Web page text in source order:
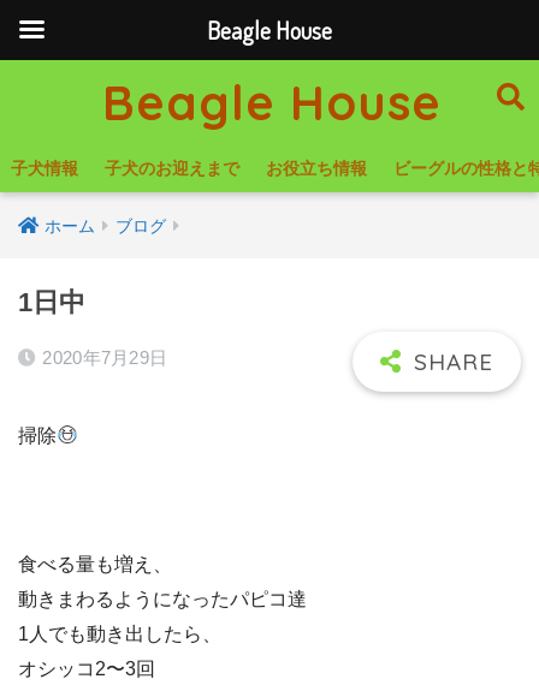
Beagle House
子犬情報 子犬のお迎えまで お役立ち情報 ビーグルの性格と
ホーム ブログ
1日中
2020年7月29日
掃除
食べる量も増え、
動きまわるようになったパピコ達
1人でも動き出したら、
オシッコ2〜3回
Beagle House